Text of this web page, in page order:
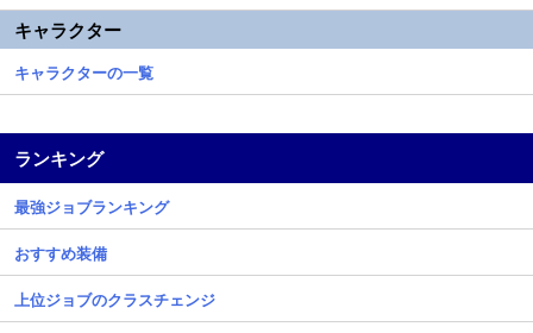
キャラクター
キャラクターの一覧
ランキング
最強ジョブランキング
おすすめ装備
上位ジョブのクラスチェンジ